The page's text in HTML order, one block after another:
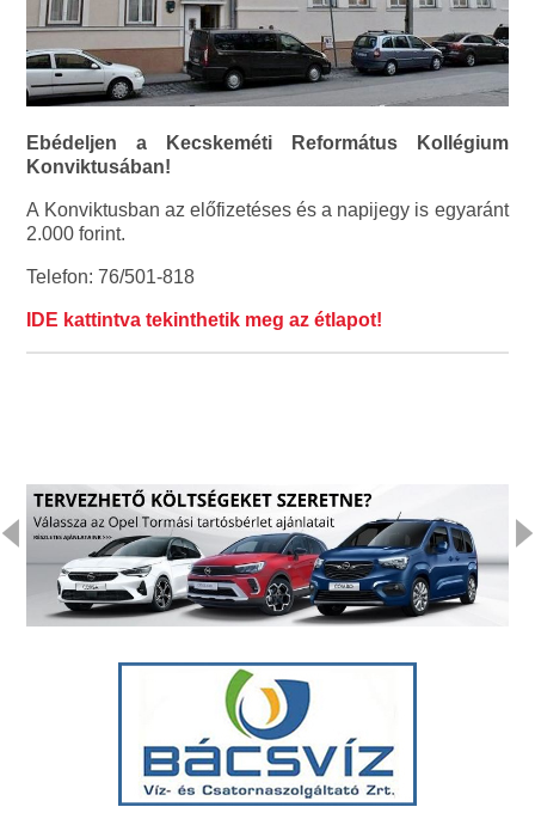
Ebédeljen a Kecskeméti Református Kollégium
Konviktusában!
A Konviktusban az előfizetéses és a napijegy is egyaránt
2.000 forint.
Telefon: 76/501-818
IDE kattintva tekinthetik meg az étlapot!